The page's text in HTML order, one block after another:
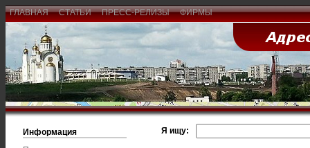
ГЛАВНАЯ СТАТЬИ ПРЕСС-РЕЛИЗЫ ФИРМЫ
Информация
Я ищу: